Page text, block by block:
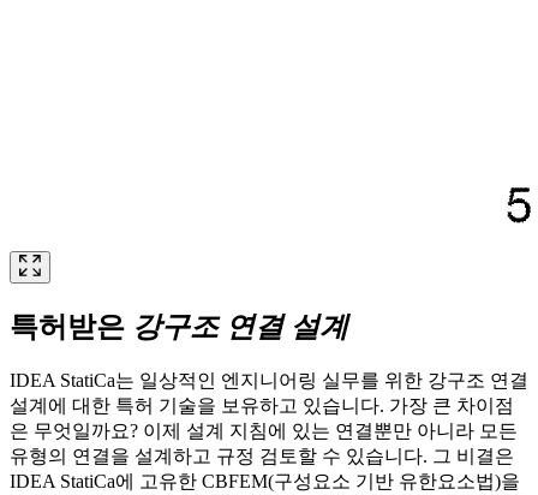
특허받은 강구조 연결 설계
IDEA StatiCa는 일상적인 엔지니어링 실무를 위한 강구조 연결
설계에 대한 특허 기술을 보유하고 있습니다. 가장 큰 차이점
은 무엇일까요? 이제 설계 지침에 있는 연결뿐만 아니라 모든
유형의 연결을 설계하고 규정 검토할 수 있습니다. 그 비결은
IDEA StatiCa에 고유한 CBFEM(구성요소 기반 유한요소법)을